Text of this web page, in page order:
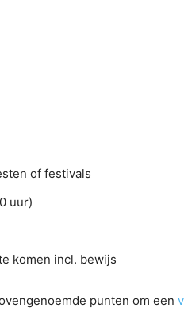
of festivals
uur)
komen incl. bewijs
punten om een